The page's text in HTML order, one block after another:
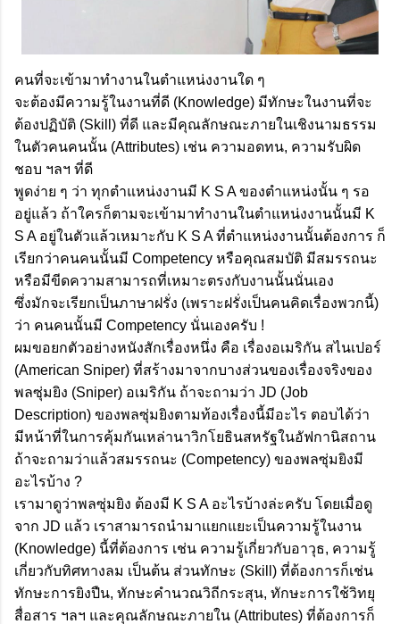
คนที่จะเข้ามาทำงานในตำแหน่งงานใด ๆ
จะต้องมีความรู้ในงานที่ดี (Knowledge) มีทักษะในงานที่จะ
ต้องปฏิบัติ (Skill) ที่ดี และมีคุณลักษณะภายในเชิงนามธรรม
ในตัวคนคนนั้น (Attributes) เช่น ความอดทน, ความรับผิด
ชอบ ฯลฯ ที่ดี
พูดง่าย ๆ ว่า ทุกตำแหน่งงานมี K S A ของตำแหน่งนั้น ๆ รอ
อยู่แล้ว ถ้าใครก็ตามจะเข้ามาทำงานในตำแหน่งงานนั้นมี K
S A อยู่ในตัวแล้วเหมาะกับ K S A ที่ตำแหน่งงานนั้นต้องการ ก็
เรียกว่าคนคนนั้นมี Competency หรือคุณสมบัติ มีสมรรถนะ
หรือมีขีดความสามารถที่เหมาะตรงกับงานนั้นนั่นเอง
ซึ่งมักจะเรียกเป็นภาษาฝรั่ง (เพราะฝรั่งเป็นคนคิดเรื่องพวกนี้)
ว่า คนคนนั้นมี Competency นั่นเองครับ !
ผมขอยกตัวอย่างหนังสักเรื่องหนึ่ง คือ เรื่องอเมริกัน สไนเปอร์
(American Sniper) ที่สร้างมาจากบางส่วนของเรื่องจริงของ
พลซุ่มยิง (Sniper) อเมริกัน ถ้าจะถามว่า JD (Job
Description) ของพลซุ่มยิงตามท้องเรื่องนี้มีอะไร ตอบได้ว่า
มีหน้าที่ในการคุ้มกันเหล่านาวิกโยธินสหรัฐในอัฟกานิสถาน
ถ้าจะถามว่าแล้วสมรรถนะ (Competency) ของพลซุ่มยิงมี
อะไรบ้าง ?
เรามาดูว่าพลซุ่มยิง ต้องมี K S A อะไรบ้างล่ะครับ โดยเมื่อดู
จาก JD แล้ว เราสามารถนำมาแยกแยะเป็นความรู้ในงาน
(Knowledge) นี้ที่ต้องการ เช่น ความรู้เกี่ยวกับอาวุธ, ความรู้
เกี่ยวกับทิศทางลม เป็นต้น ส่วนทักษะ (Skill) ที่ต้องการก็เช่น
ทักษะการยิงปืน, ทักษะคำนวณวิถีกระสุน, ทักษะการใช้วิทยุ
สื่อสาร ฯลฯ และคุณลักษณะภายใน (Attributes) ที่ต้องการก็